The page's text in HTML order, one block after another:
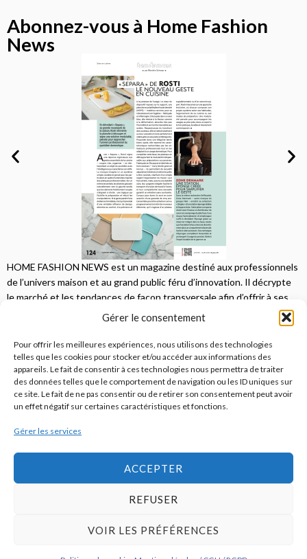
Gérer le consentement
Pour offrir les meilleures expériences, nous utilisons des technologies
telles que les cookies pour stocker et/ou accéder aux informations des
appareils. Le fait de consentir à ces technologies nous permettra de traiter
des données telles que le comportement de navigation ou les ID uniques sur
ce site. Le fait de ne pas consentir ou de retirer son consentement peut avoir
un effet négatif sur certaines caractéristiques et fonctions.
Gérer les services
ACCEPTER
REFUSER
VOIR LES PRÉFÉRENCES
Abonnez-vous à Home Fashion
News
HOME FASHION NEWS est un magazine destiné aux professionnels
de l’univers maison et au grand public féru d’innovation. Il décrypte
le marché et les tendances de façon transversale afin d’offrir à ses
lecteurs une vision complète.
JE M'ABONNE
© 2026Home Fashion News
Politique de cookies (UE)
Mentions légales / CGU / RGPD